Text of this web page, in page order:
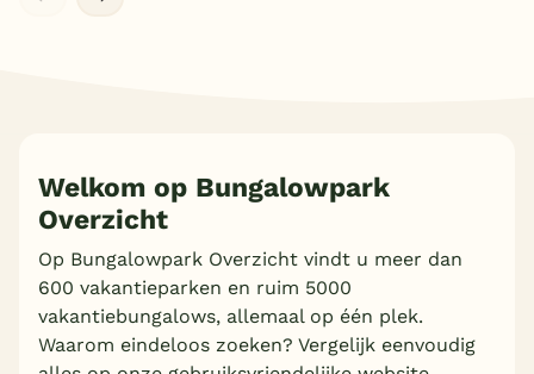
Welkom op Bungalowpark
Overzicht
Op Bungalowpark Overzicht vindt u meer dan
600 vakantieparken en ruim 5000
vakantiebungalows, allemaal op één plek.
Waarom eindeloos zoeken? Vergelijk eenvoudig